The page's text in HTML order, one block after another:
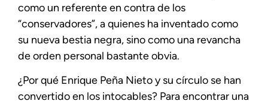
como un referente en contra de los
“conservadores”, a quienes ha inventado como
su nueva bestia negra, sino como una revancha
de orden personal bastante obvia.
¿Por qué Enrique Peña Nieto y su círculo se han
convertido en los intocables? Para encontrar una